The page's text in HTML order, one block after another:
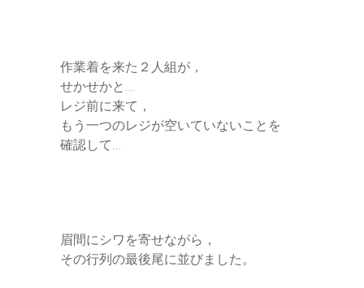
作業着を来た２人組が，
せかせかと…
レジ前に来て，
もう一つのレジが空いていないことを
確認して…
眉間にシワを寄せながら，
その行列の最後尾に並びました。